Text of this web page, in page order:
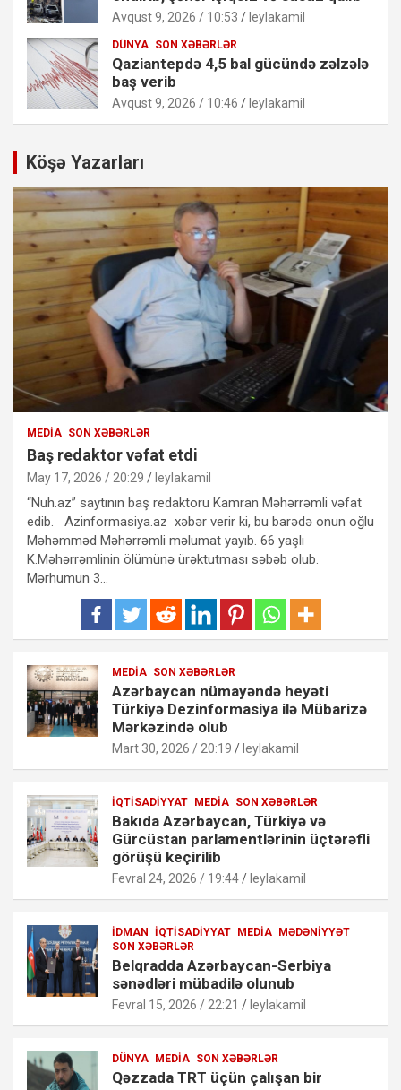
Avqust 9, 2026 / 10:53 leylakamil
DÜNYA SON XƏBƏRLƏR
Qaziantepdə 4,5 bal gücündə zəlzələ
baş verib
Avqust 9, 2026 / 10:46 leylakamil
Köşə Yazarları
MEDIA SON XƏBƏRLƏR
Baş redaktor vəfat etdi
May 17, 2026 / 20:29 leylakamil
“Nuh.az” saytının baş redaktoru Kamran Məhərrəmli vəfat
edib. Azinformasiya.az xəbər verir ki, bu barədə onun oğlu
Məhəmməd Məhərrəmli məlumat yayıb. 66 yaşlı
K.Məhərrəmlinin ölümünə ürəktutması səbəb olub.
Mərhumun 3…
MEDIA SON XƏBƏRLƏR
Azərbaycan nümayəndə heyəti
Türkiyə Dezinformasiya ilə Mübarizə
Mərkəzində olub
Mart 30, 2026 / 20:19 leylakamil
İQTISADIYYAT MEDIA SON XƏBƏRLƏR
Bakıda Azərbaycan, Türkiyə və
Gürcüstan parlamentlərinin üçtərəfli
görüşü keçirilib
Fevral 24, 2026 / 19:44 leylakamil
İDMAN İQTISADIYYAT MEDIA MƏDƏNIYYƏT
SON XƏBƏRLƏR
Belqradda Azərbaycan-Serbiya
sənədləri mübadilə olunub
Fevral 15, 2026 / 22:21 leylakamil
DÜNYA MEDIA SON XƏBƏRLƏR
Qəzzada TRT üçün çalışan bir